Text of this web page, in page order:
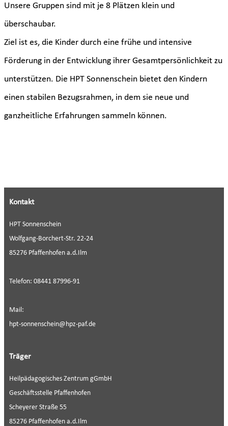
Unsere Gruppen sind mit je 8 Plätzen klein und
überschaubar.
Ziel ist es, die Kinder durch eine frühe und intensive
Förderung in der Entwicklung ihrer Gesamtpersönlichkeit zu
unterstützen. Die HPT Sonnenschein bietet den Kindern
einen stabilen Bezugsrahmen, in dem sie neue und
ganzheitliche Erfahrungen sammeln können.
Kontakt
HPT Sonnenschein
Wolfgang-Borchert-Str. 22-24
85276 Pfaffenhofen a.d.Ilm
Telefon: 08441 87996-91
Mail:
hpt-sonnenschein@hpz-paf.de
Träger
Heilpädagogisches Zentrum gGmbH
Geschäftsstelle Pfaffenhofen
Scheyerer Straße 55
85276 Pfaffenhofen a.d.Ilm